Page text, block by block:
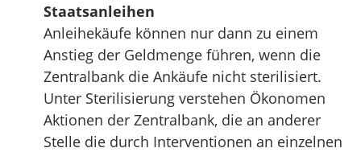
Staatsanleihen
Anleihekäufe können nur dann zu einem
Anstieg der Geldmenge führen, wenn die
Zentralbank die Ankäufe nicht sterilisiert.
Unter Sterilisierung verstehen Ökonomen
Aktionen der Zentralbank, die an anderer
Stelle die durch Interventionen an einzelnen